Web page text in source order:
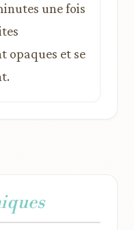
une fois
opaques et se